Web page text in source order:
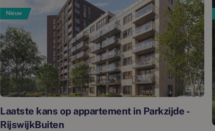
Nieuw
Laatste kans op appartement in Parkzijde -
RijswijkBuiten